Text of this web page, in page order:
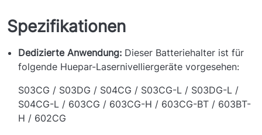
Spezifikationen
Dedizierte Anwendung: Dieser Batteriehalter ist für
folgende Huepar-Lasernivelliergeräte vorgesehen:
S03CG / S03DG / S04CG / S03CG-L / S03DG-L /
S04CG-L / 603CG / 603CG-H / 603CG-BT / 603BT-
H / 602CG